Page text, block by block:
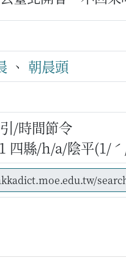
、 朝晨頭
/時間節令
四縣/h/a/陰平(1/